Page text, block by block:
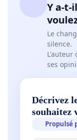
Y a-t-
Le
silence.
L'auteur
ses
Décrivez
souhaitez
Propulsé